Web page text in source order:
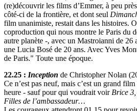
(re)découvrir les films d’Emmer, à peu
côté-ci de la frontière, et dont seul
film unanimiste, restait dans les histoires.
coproduction qui nous montre le Paris du
autre planète -, avec un Mastroianni de 26
une Lucia Bosé de 20 ans. Avec Yves
de Paris." Toute une époque.
22.25 : Inception de Christopher Nolan
Ce n’est pas neuf, mais c’est un grand
heure - sauf pour qui voudrait voir Brice
Filles de l’ambassadeur…